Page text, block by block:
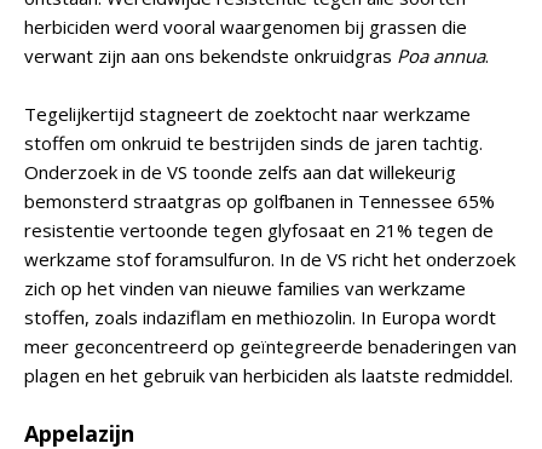
herbiciden werd vooral waargenomen bij grassen die
verwant zijn aan ons bekendste onkruidgras Poa annua.
Tegelijkertijd stagneert de zoektocht naar werkzame
stoffen om onkruid te bestrijden sinds de jaren tachtig.
Onderzoek in de VS toonde zelfs aan dat willekeurig
bemonsterd straatgras op golfbanen in Tennessee 65%
resistentie vertoonde tegen glyfosaat en 21% tegen de
werkzame stof foramsulfuron. In de VS richt het onderzoek
zich op het vinden van nieuwe families van werkzame
stoffen, zoals indaziflam en methiozolin. In Europa wordt
meer geconcentreerd op geïntegreerde benaderingen van
plagen en het gebruik van herbiciden als laatste redmiddel.
Appelazijn